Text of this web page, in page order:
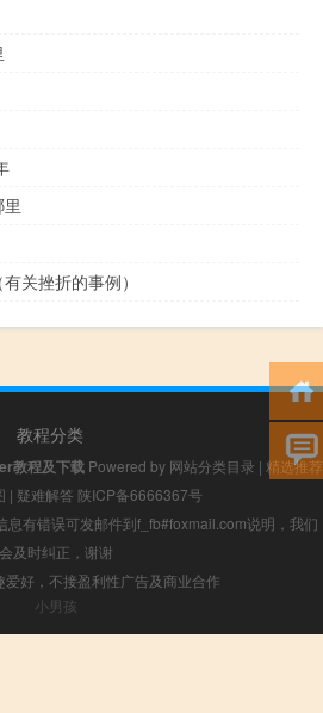
关挫折的事例）
教程分类
教程及下载Powered by 网站分类目录 | 精选推荐
| 疑难解答 陕ICP备6666367号
息有错误可发邮件到f_fb#foxmail.com说明，我们
会及时纠正，谢谢
好，不接盈利性广告及商业合作
小男孩